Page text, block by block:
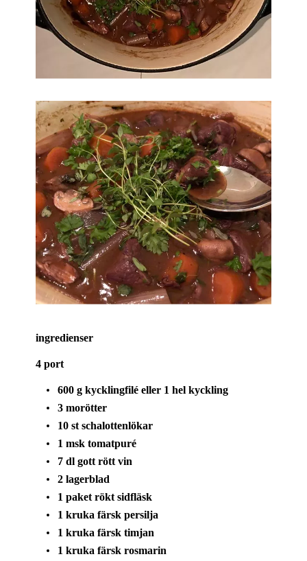
ingredienser
4 port
600 g kycklingfilé eller 1 hel kyckling
3 morötter
10 st schalottenlökar
1 msk tomatpuré
7 dl gott rött vin
2 lagerblad
1 paket rökt sidfläsk
1 kruka färsk persilja
1 kruka färsk timjan
1 kruka färsk rosmarin